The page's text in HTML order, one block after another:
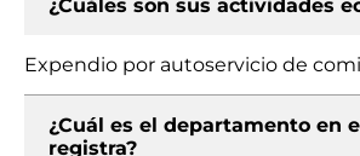
¿Cuáles son sus actividades
Expendio por autoservicio de
¿Cuál es el departamento en
registra?